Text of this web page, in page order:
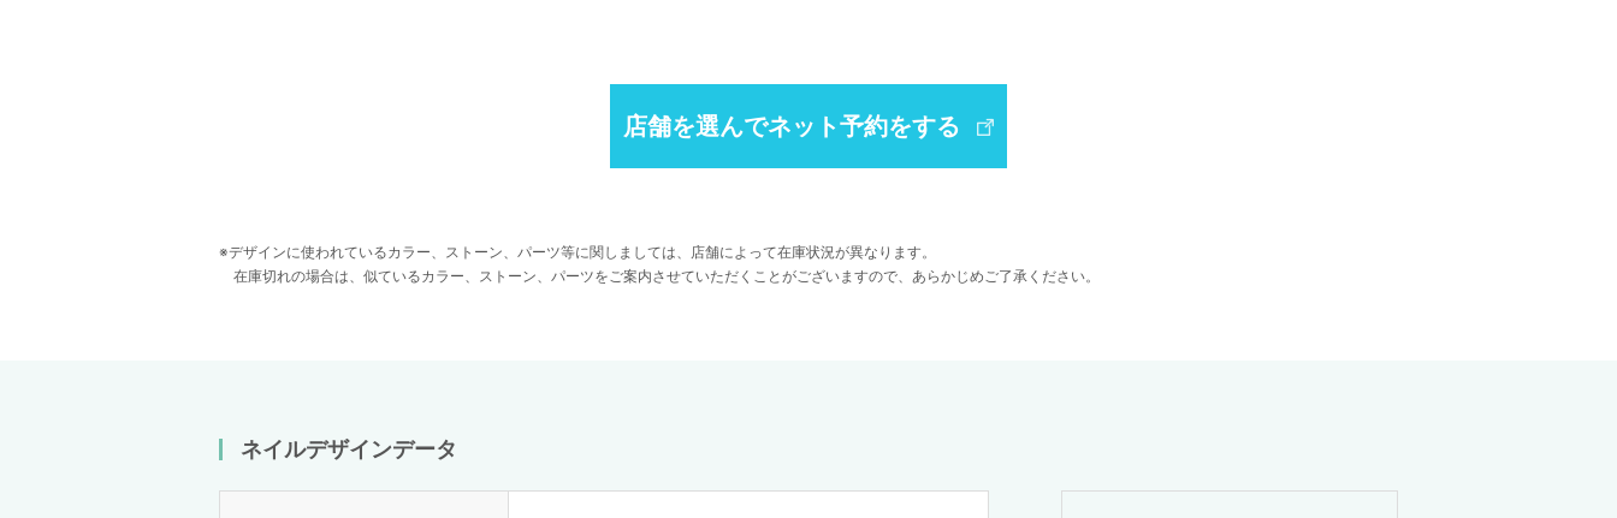
店舗を選んでネット予約をする
デザインに使われているカラー、ストーン、パーツ等に関しましては、店舗によって在庫状況が異なります。
在庫切れの場合は、似ているカラー、ストーン、パーツをご案内させていただくことがございますので、あらかじめご了承ください。
ネイルデザインデータ